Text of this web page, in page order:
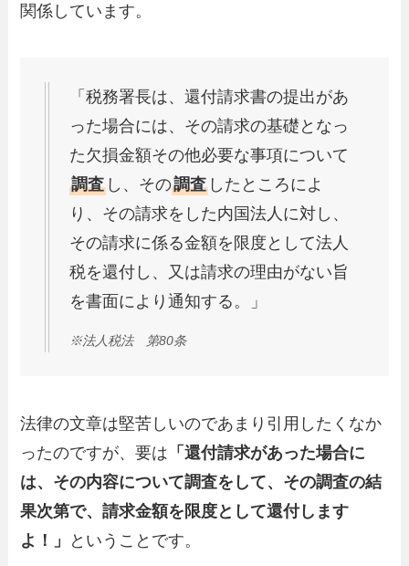
関係しています。
「税務署長は、還付請求書の提出があ
った場合には、その請求の基礎となっ
た欠損金額その他必要な事項について
調査 し、その調査 したところによ
り、その請求をした内国法人に対し、
その請求に係る金額を限度として法人
税を還付し、又は請求の理由がない旨
を書面により通知する。」
※法人税法 第80条
法律の文章は堅苦しいのであまり引用したくなか
ったのですが、要は 「還付請求があった場合に
は、その内容について調査をして、その調査の結
果次第で、請求金額を限度として還付します
よ！」
ということです。